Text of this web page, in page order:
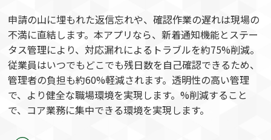
申請の山に埋もれた返信忘れや、確認作業の遅れは現場の
不満に直結します。本アプリなら、新着通知機能とステー
タス管理により、対応漏れによるトラブルを約75%削減。
従業員はいつでもどこでも残日数を自己確認できるため、
管理者の負担も約60%軽減されます。透明性の高い管理
で、より健全な職場環境を実現します。%削減すること
で、コア業務に集中できる環境を実現します。